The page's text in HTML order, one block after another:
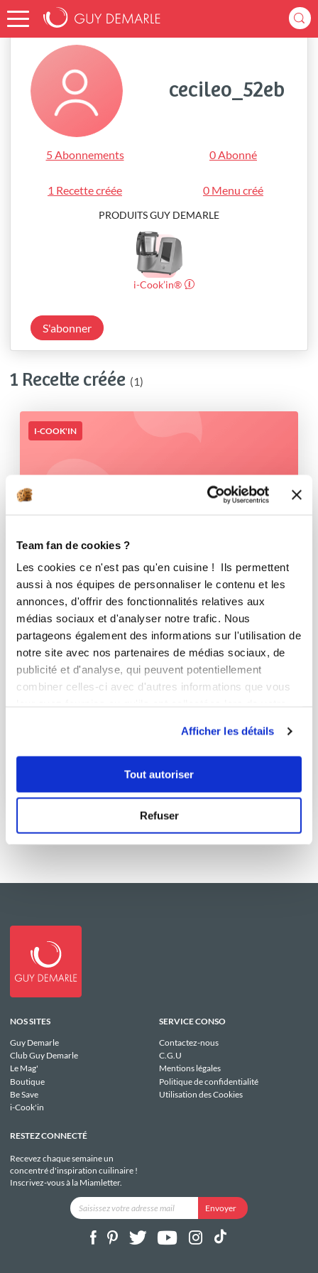
Team fan de cookies ?
Les cookies ce n'est pas qu'en cuisine ! Ils permettent
aussi à nos équipes de personnaliser le contenu et les
annonces, d'offrir des fonctionnalités relatives aux
médias sociaux et d'analyser notre trafic. Nous
partageons également des informations sur l'utilisation de
notre site avec nos partenaires de médias sociaux, de
publicité et d'analyse, qui peuvent potentiellement
combiner celles-ci avec d'autres informations que vous
Afficher les détails
Tout autoriser
Refuser
Accueil cecileo_52eb
cecileo_52eb
5 Abonnements 0 Abonné
1 Recette créée 0 Menu créé
PRODUITS GUY DEMARLE
i-Cook’in®
S'abonner
1 Recette créée (1)
I-COOK'IN
SAUCE AU POIVRE
NOS SITES
Guy Demarle
Club Guy Demarle
Le Mag'
Boutique
Be Save
i-Cook'in
SERVICE CONSO
Contactez-nous
C.G.U
Mentions légales
Politique de confidentialité
Utilisation des Cookies
RESTEZ CONNECTÉ
Recevez chaque semaine un
concentré d'inspiration cuilinaire !
Inscrivez-vous à la Miamletter.